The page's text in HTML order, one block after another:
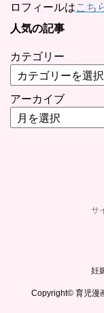
ロフィールはこち
人気の記事
カテゴリー
アーカイブ
サ
妊
Copyright© 育児漫